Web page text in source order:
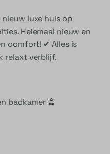
nieuw luxe huis op
Helemaal nieuw en
comfort! ✔ Alles is
relaxt verblijf.
badkamer 🚿